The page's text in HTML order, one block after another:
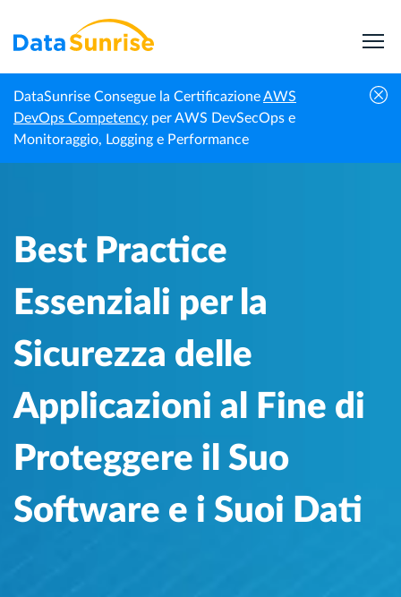
DataSunrise Consegue la CertificazioneAWS
DevOps Competency per AWS DevSecOps e
Monitoraggio, Logging e Performance
Homepage
Centro di
Conoscenza
Best Practice Essenziali per la Sicurezza delle
Applicazioni al Fine di Proteggere il Suo
Software e i Suoi Dati
Best Practice
Essenziali per la
Sicurezza delle
Applicazioni al Fine di
Proteggere il Suo
Software e i Suoi Dati